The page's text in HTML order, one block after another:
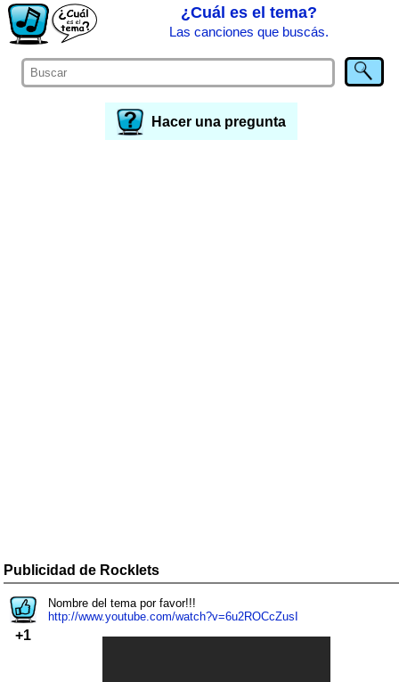
¿Cuál es el tema?
Las canciones que buscás.
Hacer una pregunta
Publicidad de Rocklets
+1
Nombre del tema por favor!!!
http://www.youtube.com/watch?v=6u2ROCcZusI